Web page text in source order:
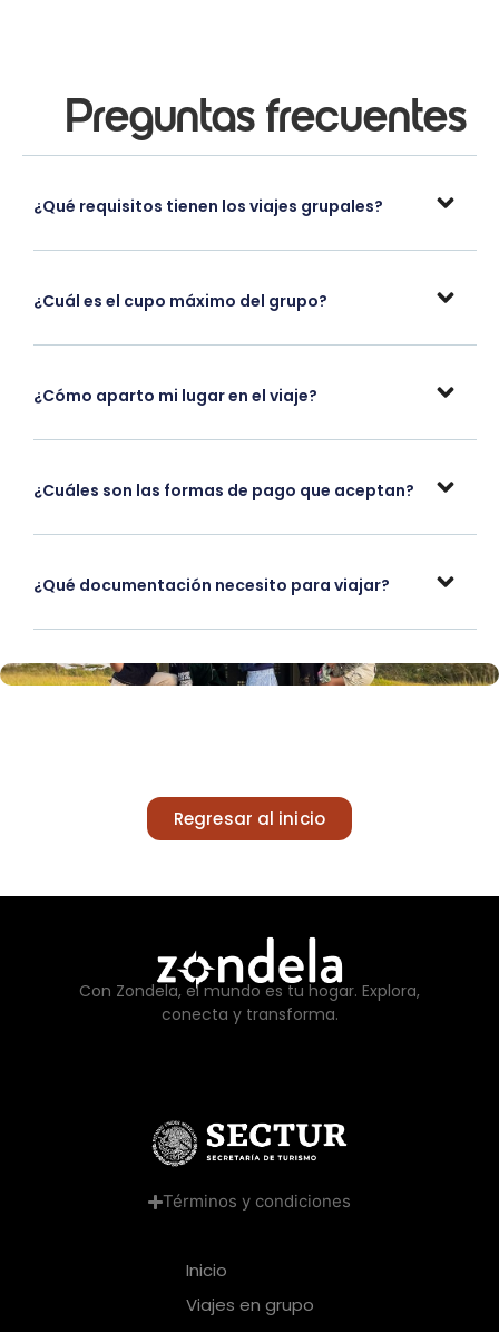
Preguntas frecuentes
¿Qué requisitos tienen los viajes grupales?
¿Cuál es el cupo máximo del grupo?
¿Cómo aparto mi lugar en el viaje?
¿Cuáles son las formas de pago que aceptan?
¿Qué documentación necesito para viajar?
Regresar al inicio
Con Zondela, el mundo es tu hogar. Explora,
conecta y transforma.
Términos y condiciones
Inicio
Viajes en grupo